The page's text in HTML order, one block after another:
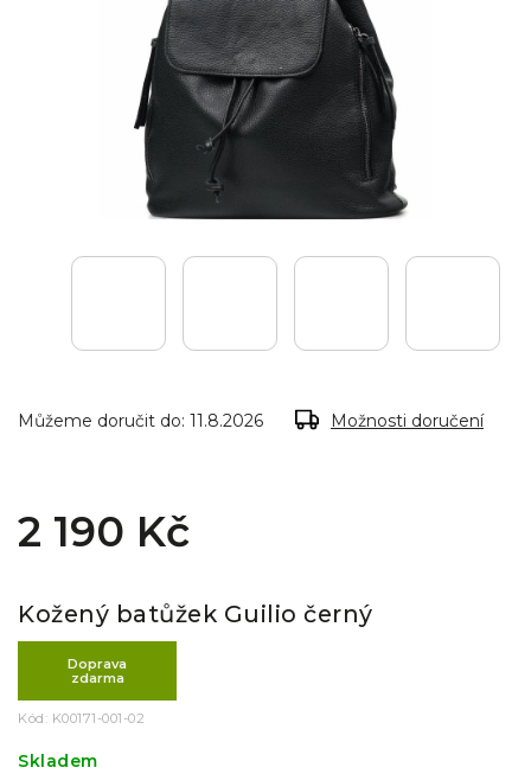
Můžeme doručit do: 11.8.2026 Možnosti doručení
2 190 Kč
Kožený batůžek Guilio černý
Doprava
zdarma
Kód: K00171-001-02
Skladem